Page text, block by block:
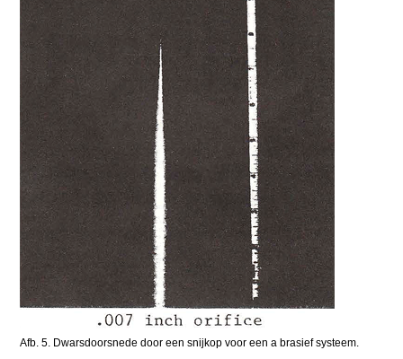
Afb. 5. Dwarsdoorsnede door een snijkop voor een a brasief systeem.